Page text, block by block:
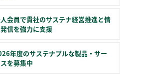
会員で貴社のサステナ経営推進と情
信を強力に支援
年度のサステナブルな製品・サー
を募集中